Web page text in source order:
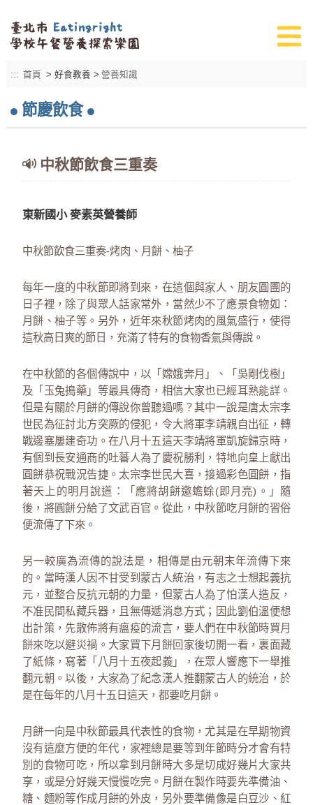
::: 首頁 > 好食教養 > 營養知識
節慶飲食
中秋節飲食三重奏
東新國小 麥素英營養師
中秋節飲食三重奏-烤肉、月餅、柚子
每年一度的中秋節即將到來，在這個與家人、朋友圓團的
日子裡，除了與眾人話家常外，當然少不了應景食物如：
月餅、柚子等。另外，近年來秋節烤肉的風氣盛行，使得
這秋高日爽的節日，充滿了特有的食物香氣與傳說。
在中秋節的各個傳說中，以「嫦娥奔月」、「吳剛伐樹」
及「玉兔搗藥」等最具傳奇，相信大家也已經耳熟能詳。
但是有關於月餅的傳說你曾聽過嗎？其中一說是唐太宗李
世民為征討北方突厥的侵犯，令大將軍李靖親自出征，轉
戰邊塞屢建奇功。在八月十五這天李靖將軍凱旋歸京時，
有個到長安通商的吐蕃人為了慶祝勝利，特地向皇上獻出
圓餅恭祝戰況告捷。太宗李世民大喜，接過彩色圓餅，指
著天上的明月說道：「應將胡餅邀蟾蜍(即月亮)。」隨
後，將圓餅分給了文武百官。從此，中秋節吃月餅的習俗
便流傳了下來。
另一較廣為流傳的說法是，相傳是由元朝末年流傳下來
的。當時漢人因不甘受到蒙古人統治，有志之士想起義抗
元，並整合反抗元朝的力量，但蒙古人為了怕漢人造反，
不准民間私藏兵器，且無傳遞消息方式；因此劉伯溫便想
出計策，先散佈將有瘟疫的流言，要人們在中秋節時買月
餅來吃以避災禍。大家買下月餅回家後切開一看，裏面藏
了紙條，寫著「八月十五夜起義」，在眾人響應下一舉推
翻元朝。以後，大家為了紀念漢人推翻蒙古人的統治，於
是在每年的八月十五日這天，都要吃月餅。
月餅一向是中秋節最具代表性的食物，尤其是在早期物資
沒有這麼方便的年代，家裡總是要等到年節時分才會有特
別的食物可吃，所以拿到月餅時大多是切成好幾片大家共
享，或是分好幾天慢慢吃完。月餅在製作時要先準備油、
糖、麵粉等作成月餅的外皮，另外要準備像是白豆沙、紅